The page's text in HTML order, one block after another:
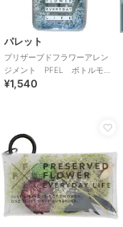
パレット
プリザーブドフラワーアレン
ジメント PFEL ボトルモ
ス アイスランドパウダーブ
¥1,540